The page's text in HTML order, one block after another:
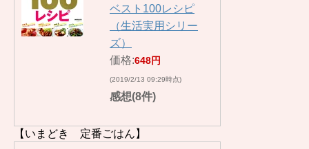
ベスト100レシピ
（生活実用シリー
ズ）
価格:648円
(2019/2/13 09:29時点)
感想(8件)
【いまどき 定番ごはん】